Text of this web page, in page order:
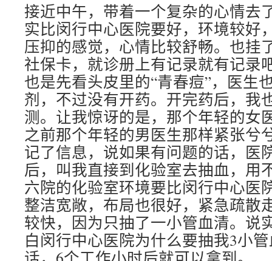
接近中午，带着一个复杂的心情去
实比闵行中心医院要好，环境较好
压抑的感觉，心情比较舒畅。也挂
社保卡，就诊册上有记录就有记录
也是先看头皮里的“青春痘”，医生
剂，不过没有开药。开完药后，我
测。让我惊讶的是，那个年轻的女
之前那个年轻的男医生那样紧张兮
记了信息，说如果有问题的话，医
后，叫我直接到化验室去抽血，用
六院的化验室环境要比闵行中心医
整洁宽敞，布局也很好，紧急疏散
较快，因为只抽了一小管血清。说
白闵行中心医院为什么要抽我3小